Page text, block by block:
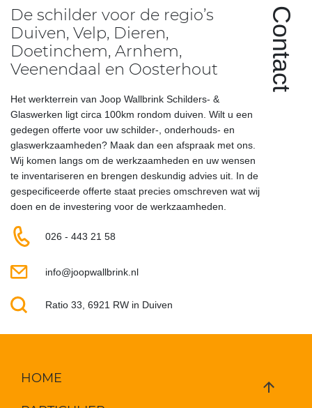
De schilder voor de regio’s
Duiven, Velp, Dieren,
Doetinchem, Arnhem,
Veenendaal en Oosterhout
Het werkterrein van Joop Wallbrink Schilders- &
Glaswerken ligt circa 100km rondom duiven. Wilt u een
gedegen offerte voor uw schilder-, onderhouds- en
glaswerkzaamheden? Maak dan een afspraak met ons.
Wij komen langs om de werkzaamheden en uw wensen
te inventariseren en brengen deskundig advies uit. In de
gespecificeerde offerte staat precies omschreven wat wij
doen en de investering voor de werkzaamheden.
Contact
026 - 443 21 58
info@joopwallbrink.nl
Ratio 33, 6921 RW in Duiven
HOME